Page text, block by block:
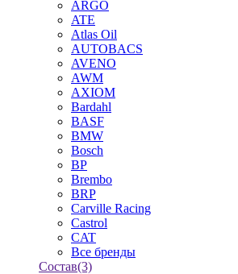
ARGO
ATE
Atlas Oil
AUTOBACS
AVENO
AWM
AXIOM
Bardahl
BASF
BMW
Bosch
BP
Brembo
BRP
Carville Racing
Castrol
CAT
Все бренды
Состав(3)